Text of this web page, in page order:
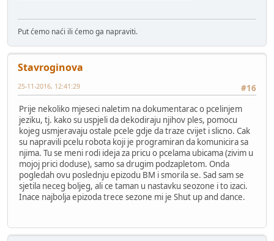
Put ćemo naći ili ćemo ga napraviti.
Stavroginova
#16
25-11-2016, 12:41:29
Prije nekoliko mjeseci naletim na dokumentarac o pcelinjem
jeziku, tj. kako su uspjeli da dekodiraju njihov ples, pomocu
kojeg usmjeravaju ostale pcele gdje da traze cvijet i slicno. Cak
su napravili pcelu robota koji je programiran da komunicira sa
njima. Tu se meni rodi ideja za pricu o pcelama ubicama (zivim u
mojoj prici doduse), samo sa drugim podzapletom. Onda
pogledah ovu poslednju epizodu BM i smorila se. Sad sam se
sjetila neceg boljeg, ali ce taman u nastavku seozone i to izaci.
Inace najbolja epizoda trece sezone mi je Shut up and dance.